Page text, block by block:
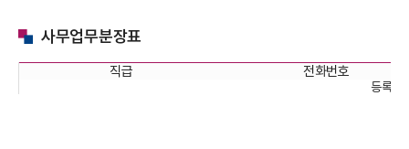
사무업무분장표
직급 전화번호
등록된